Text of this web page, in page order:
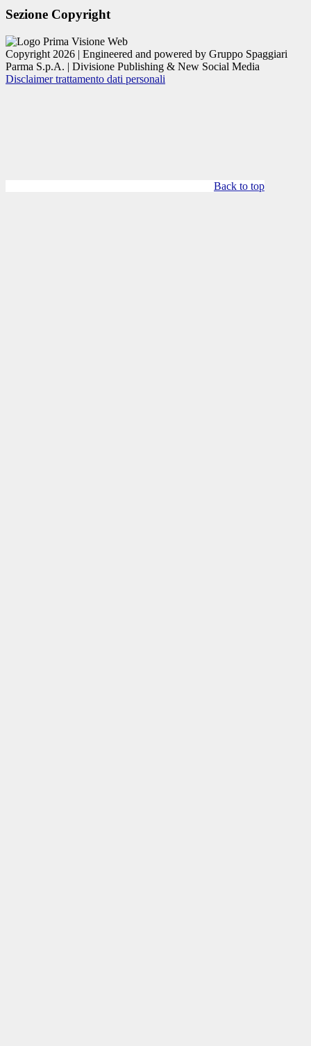
Sezione Copyright
Copyright 2026 | Engineered and powered by Gruppo Spaggiari
Parma S.p.A. | Divisione Publishing & New Social Media
Disclaimer trattamento dati personali
Back to top